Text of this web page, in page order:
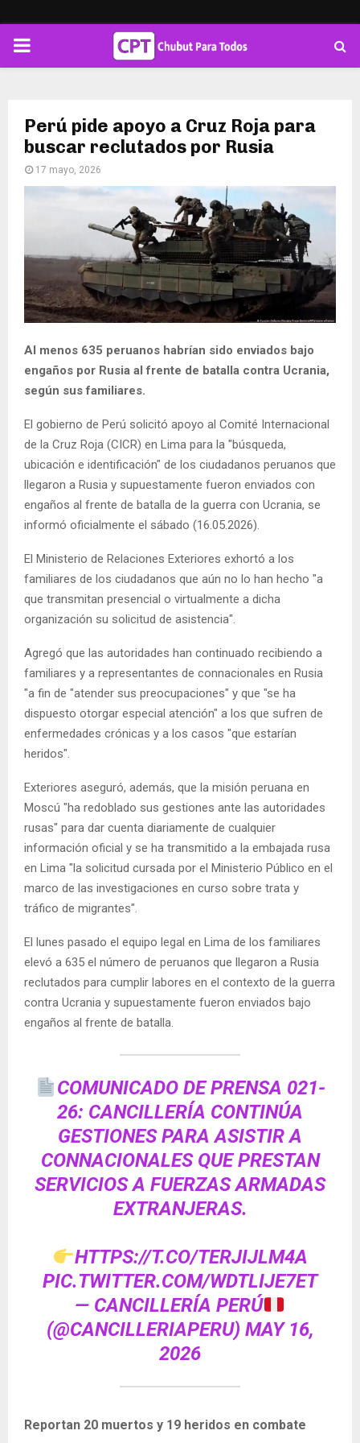
PRIMARY
Perú pide apoyo a Cruz Roja para
buscar reclutados por Rusia
17 mayo, 2026
Al menos 635 peruanos habrían sido enviados bajo
engaños por Rusia al frente de batalla contra Ucrania,
según sus familiares.
El gobierno de Perú solicitó apoyo al Comité Internacional
de la Cruz Roja (CICR) en Lima para la "búsqueda,
ubicación e identificación" de los ciudadanos peruanos que
llegaron a Rusia y supuestamente fueron enviados con
engaños al frente de batalla de la guerra con Ucrania, se
informó oficialmente el sábado (16.05.2026).
El Ministerio de Relaciones Exteriores exhortó a los
familiares de los ciudadanos que aún no lo han hecho "a
que transmitan presencial o virtualmente a dicha
organización su solicitud de asistencia".
Agregó que las autoridades han continuado recibiendo a
familiares y a representantes de connacionales en Rusia
"a fin de "atender sus preocupaciones" y que "se ha
dispuesto otorgar especial atención" a los que sufren de
enfermedades crónicas y a los casos "que estarían
heridos".
Exteriores aseguró, además, que la misión peruana en
Moscú "ha redoblado sus gestiones ante las autoridades
rusas" para dar cuenta diariamente de cualquier
información oficial y se ha transmitido a la embajada rusa
en Lima "la solicitud cursada por el Ministerio Público en el
marco de las investigaciones en curso sobre trata y
tráfico de migrantes".
El lunes pasado el equipo legal en Lima de los familiares
elevó a 635 el número de peruanos que llegaron a Rusia
reclutados para cumplir labores en el contexto de la guerra
contra Ucrania y supuestamente fueron enviados bajo
engaños al frente de batalla.
COMUNICADO DE PRENSA 021-
26: CANCILLERÍA CONTINÚA
GESTIONES PARA ASISTIR A
CONNACIONALES QUE PRESTAN
SERVICIOS A FUERZAS ARMADAS
EXTRANJERAS.
HTTPS://T.CO/TERJIJLM4A
PIC.TWITTER.COM/WDTLIJE7ET
— CANCILLERÍA PERÚ
(@CANCILLERIAPERU) MAY 16,
2026
Reportan 20 muertos y 19 heridos en combate